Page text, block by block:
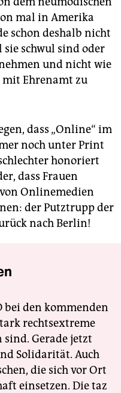
mal in Amerika
schon deshalb nicht
schwul sind oder
und nicht wie
mit Ehrenamt zu
dass „Online“ im
noch unter Print
honoriert
dass Frauen
Onlinemedien
der Putztrupp der
nach Berlin!
bei den kommenden
rechtsextreme
Gerade jetzt
Solidarität. Auch
die sich vor Ort
einsetzen. Die taz